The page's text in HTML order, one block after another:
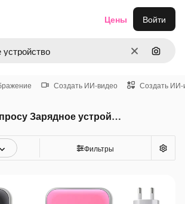
ОчиститьПоиск
Цены Войти
Создать ИИ-видео Создать ИИ-
Векторы По Запросу Зарядное устройство
Фильтры